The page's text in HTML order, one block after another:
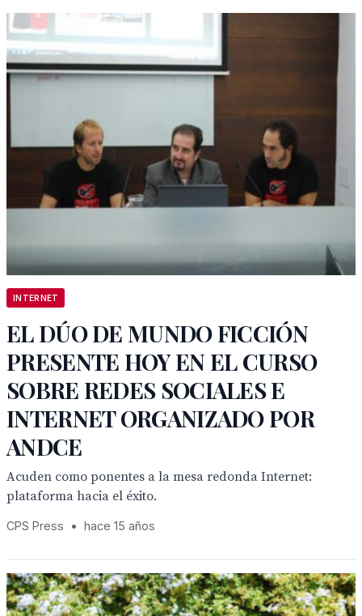
INTERNET
EL DÚO DE MUNDO FICCIÓN
PRESENTE HOY EN EL CURSO
SOBRE REDES SOCIALES E
INTERNET ORGANIZADO POR
ANDCE
Acuden como ponentes a la mesa redonda Internet:
plataforma hacia el éxito.
CPS Press • hace 15 años